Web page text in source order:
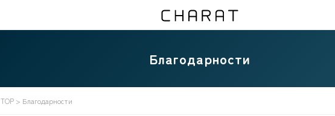
Благодарности
TOP > Благодарности